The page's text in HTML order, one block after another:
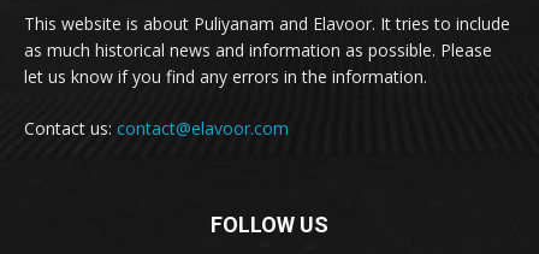
This website is about Puliyanam and Elavoor. It tries to include
as much historical news and information as possible. Please
let us know if you find any errors in the information.
Contact us: contact@elavoor.com
FOLLOW US